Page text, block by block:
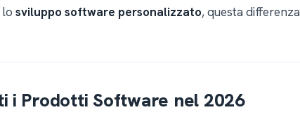
sviluppo software personalizzato, questa differenza
i Prodotti Software nel 2026